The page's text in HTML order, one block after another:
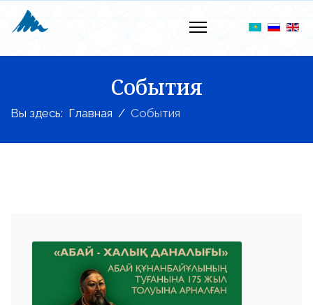
События
Вы здесь: Главная События